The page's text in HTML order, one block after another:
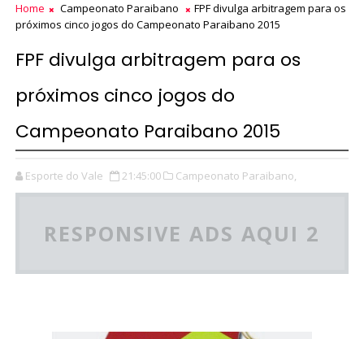
Home Campeonato Paraibano
FPF divulga arbitragem para os
próximos cinco jogos do Campeonato Paraibano 2015
FPF divulga arbitragem para os
próximos cinco jogos do
Campeonato Paraibano 2015
Esporte do Vale 21:45:00 Campeonato Paraibano,
RESPONSIVE ADS AQUI 2